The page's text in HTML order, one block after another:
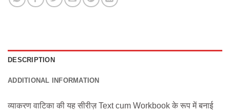
DESCRIPTION
ADDITIONAL INFORMATION
व्याकरण वाटिका की यह सीरीज़ Text cum Workbook के रूप में बनाई